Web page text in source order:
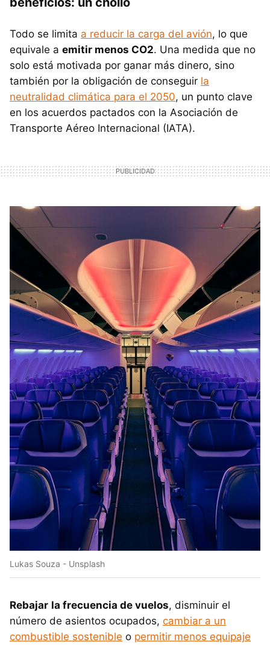
Todo se limita a reducir la carga del avión, lo que
equivale a emitir menos CO2. Una medida que no
solo está motivada por ganar más dinero, sino
también por la obligación de conseguir la
neutralidad climática para el 2050, un punto clave
en los acuerdos pactados con la Asociación de
Transporte Aéreo Internacional (IATA).
Lukas Souza - Unsplash
Rebajar la frecuencia de vuelos, disminuir el
número de asientos ocupados, cambiar a un
combustible sostenible o permitir menos equipaje